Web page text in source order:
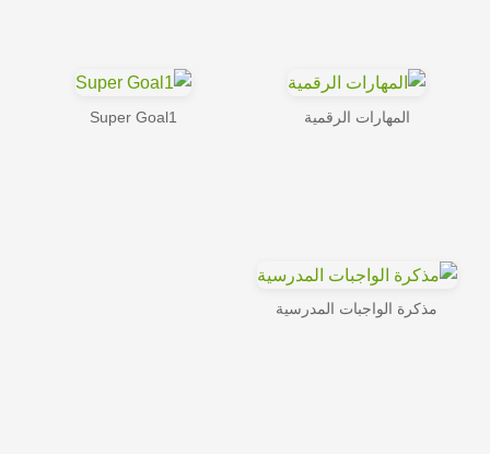
المهارات الرقمية Super Goal1
مذكرة الواجبات المدرسية